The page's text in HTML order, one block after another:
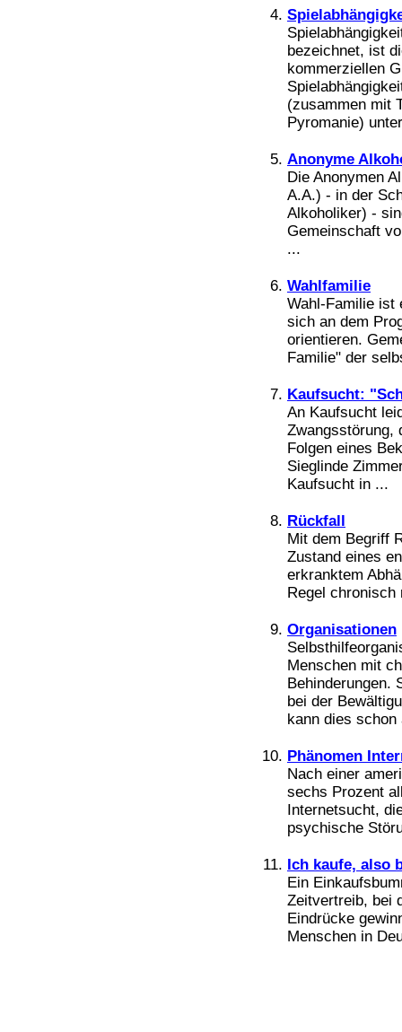
bezeichnet, ist
kommerziellen
(zusammen mit
Pyromanie)
Anonyme
Die Anonymen
A.A.) - in der
Alkoholiker) -
Gemeinschaft
...
Wahlfamilie
Wahl-Familie ist
sich an dem
orientieren.
Familie" der
Kaufsucht:
An Kaufsucht
Zwangsstörung,
Folgen eines
Sieglinde
Kaufsucht in ...
Rückfall
Mit dem Begriff
Zustand eines
erkranktem
Regel
Organisationen
Menschen mit
Behinderungen.
bei der
kann dies
Phänomen
Nach einer
sechs Prozent
Internetsucht,
psychische
Ich kaufe, also
Ein
Zeitvertreib, bei
Eindrücke
Menschen in